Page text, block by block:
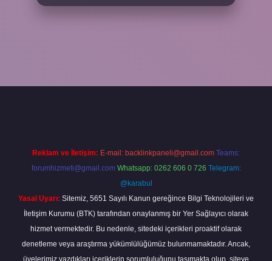
Reklam ve İletişim: E-mail: backlinkpaneli@gmail.com Teams:
forumhizmeti@gmail.com Whatsapp: 0262 606 0 726 Telegram:
@karabul
Yasal Uyarı: Sitemiz, 5651 Sayılı Kanun gereğince Bilgi Teknolojileri ve
İletişim Kurumu (BTK) tarafından onaylanmış bir Yer Sağlayıcı olarak
hizmet vermektedir. Bu nedenle, sitedeki içerikleri proaktif olarak
denetleme veya araştırma yükümlülüğümüz bulunmamaktadır. Ancak,
üyelerimiz yazdıkları içeriklerin sorumluluğunu taşımakta olup, siteye